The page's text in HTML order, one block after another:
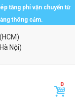
tăng phí vận chuyển từ
thông cảm.
(HCM)
Nội)